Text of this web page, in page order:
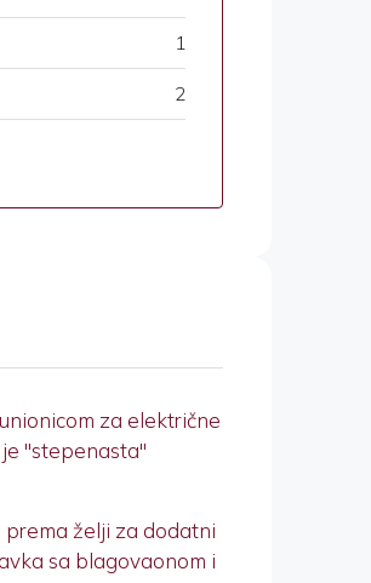
1
2
za električne
"stepenasta"
želji za dodatni
sa blagovaonom i